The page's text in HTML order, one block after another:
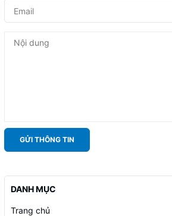
GỬI THÔNG TIN
DANH MỤC
Trang chủ